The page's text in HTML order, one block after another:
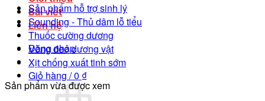
Bài viết
Liên hệ
Đăng nhập
Giỏ hàng /0 ₫
Sản phẩm hỗ trợ sinh lý
Sounding - Thủ dâm lỗ tiểu
Thuốc cường dương
Vòng đeo dương vật
Xịt chống xuất tinh sớm
Sản phẩm vừa được xem